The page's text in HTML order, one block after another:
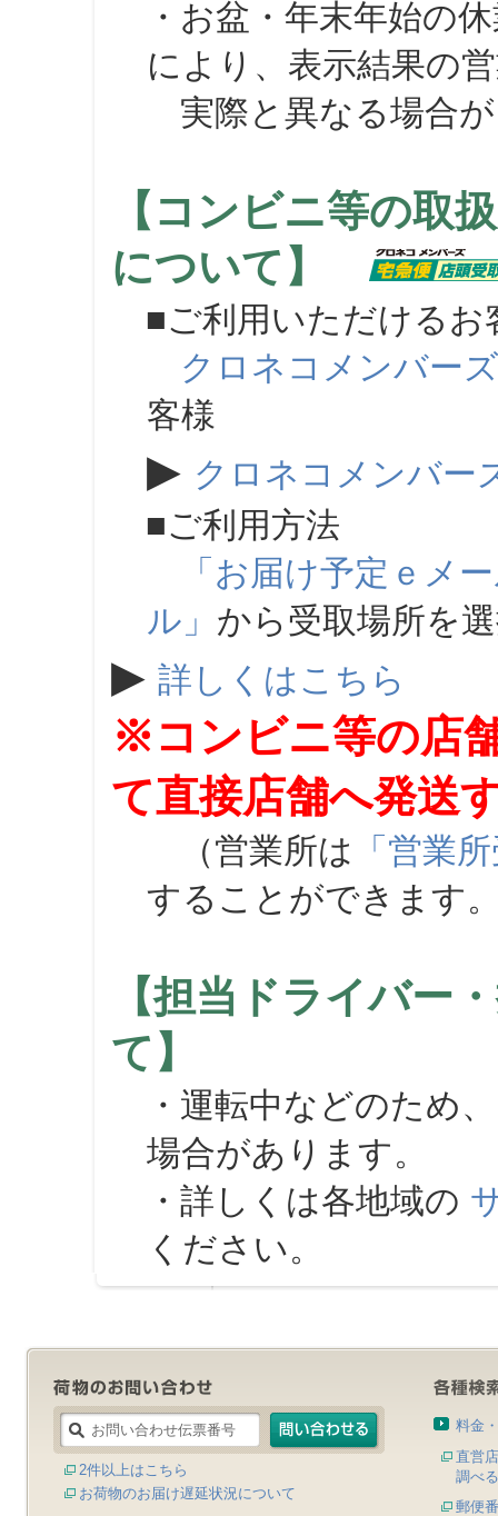
・お盆・年末年始の
により、表示結果の
実際と異なる場合が
【コンビニ等の取
について】
■ご利用いただけるお
クロネコメンバーズ
客様
▶ クロネコメンバー
■ご利用方法
「お届け予定ｅメ
ル」 から受取場所を
▶ 詳しくはこちら
※コンビニ等の店
て直接店舗へ発送
（営業所は 「営業
することができます
【担当ドライバー
て】
・運転中などのため
場合があります。
・詳しくは各地域の
ください。
2件以上はこちら
お荷物のお届け遅延状況について
料金
直営
調べる
郵便